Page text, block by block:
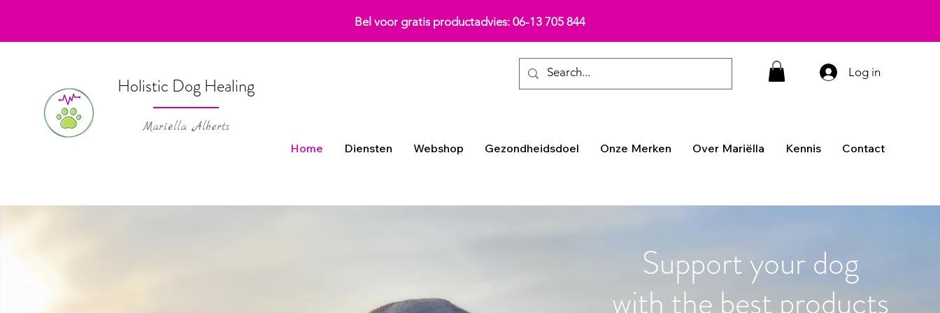
Bel voor gratis productadvies: 06-13 705 844
Holistic Dog Healing
Mariëlla Alberts
Log in
Home Diensten Webshop Gezondheidsdoel Onze Merken Over Mariëlla Kennis Contact
Support your dog
with the best products